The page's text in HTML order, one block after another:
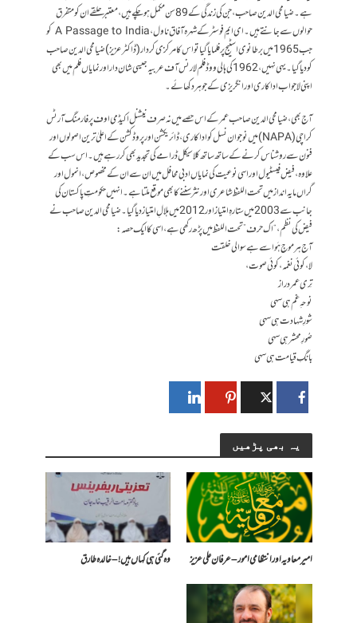
ہے۔ ضیا محی الدین صاحب ، جن کی زندگی کے 89 سن مکمل ہو چکے ہیں ، معتبر حلقے ان کو متفرق
حوالوں سے جانتے ہیں۔ ای ایم فوسٹر کے شہرہ آفاق ناول ، A Passage to India کو
جب 1965 میں برطانوی اسٹیج پر فلمایا گیا تو اس کا مرکزی کردار (ڈاکٹر عزیز) ضیا محی الدین صاحب
کو دیا گیا۔ یہی نہیں ، 1962 کی ہالی ووڈ فلم لارنس آف عربیہ جیسی شان دار اور نمایاں فلم میں بھی
اپنی لا جواب اداکاری اور انگریزی کے جوہر دکھائے۔
آج بھی ، ضیا محی الدین صاحب عمر کے اس حصے میں نہ صرف نیشنل اکیڈمی اوف پرفارمنگ آرٹس
کراچی (NAPA) میں نوجوان نسل کو اداکاری، ڈائریکشن اور پروڈکشن کے اعلیٰ ترین اصولوں اور
فنون سے روشناس کرنے کے ساتھ ساتھ کلاسیکل ڈرامے کی تجدید بھی کر رہے ہیں ۔ اس سب کے
علاوہ، فیض فیسٹیول اور اسی نوعیت کی نمایاں ادبی محافل میں ان سے ان کے مخصوص ، انمول اور
گراں مایہ انداز میں تحت اللفظ شاعری اور نثر سننے کا بھی موقع ملتا ہے۔ انہیں حکومتِ پاکستان کی
جانب سے 2003 میں ستارہِ امتیاز اور 2012 میں ہلالِ امتیاز دیا گیا۔ ضیا محی الدین صاحب نے
فیض کی نظم ، “اک حرف” تحت اللفظ میں پڑھ رکھی ہے ، اسی کا ایک حصہ:
آج ہر موجِ ہَوا سے ہے سوالی خلقت
لا ،کوئی نغمہ ، کوئی صوت ،
تِری عمر دراز
نوحہِ غم ہی سہی
شورِ شہادت ہی سہی
صُورِ محشر ہی سہی
بانگِ قیامت ہی سہی
یہ بھی پڑھیں
امیر معاویہ اور انتظامی امور – عرفان علی عزیز وہ گئی ہی کہاں ہیں! – خالدہ طارق